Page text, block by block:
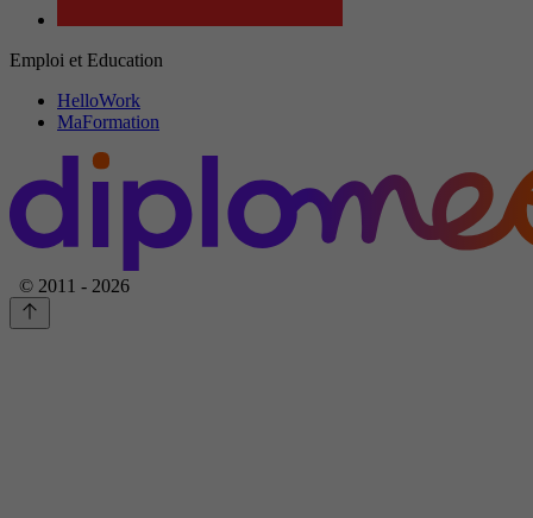
Emploi et Education
HelloWork
MaFormation
© 2011 - 2026